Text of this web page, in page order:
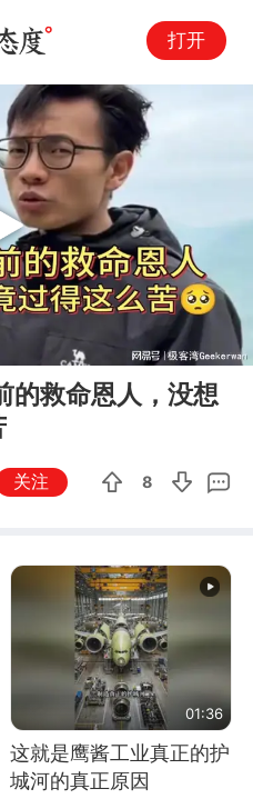
打开
11:27
Play
的救命恩人，没想
关注 8
01:36
这就是鹰酱工业真正的护
城河的真正原因